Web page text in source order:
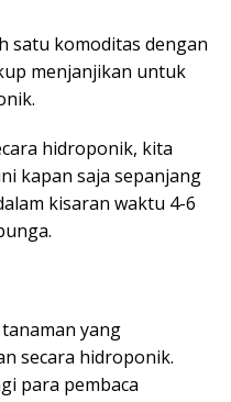
satu komoditas dengan
menjanjikan untuk
hidroponik, kita
kapan saja sepanjang
kisaran waktu 4-6
yang
secara hidroponik.
para pembaca